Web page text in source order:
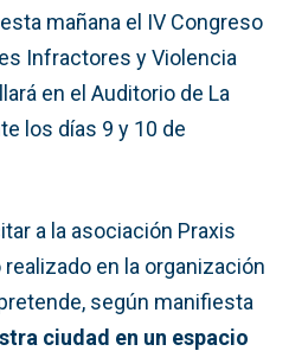
mañana el IV Congreso
Infractores y Violencia
en el Auditorio de La
los días 9 y 10 de
a la asociación Praxis
en la organización
según manifiesta
ciudad en un espacio